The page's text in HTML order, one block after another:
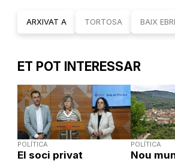
ARXIVAT A TORTOSA BAIX
ET POT INTERESSAR
POLÍTICA
El soci privat
POLÍTICA
Nou